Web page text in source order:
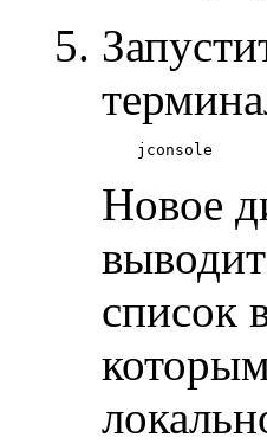
Новое
список